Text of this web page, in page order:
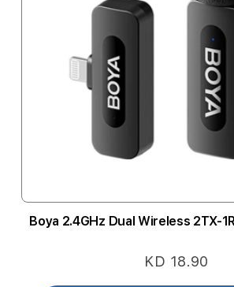
Boya 2.4GHz Dual Wireless 2TX-
KD 18.90